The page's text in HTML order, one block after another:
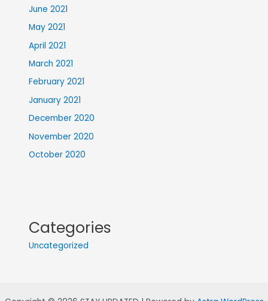
June 2021
May 2021
April 2021
March 2021
February 2021
January 2021
December 2020
November 2020
October 2020
Categories
Uncategorized